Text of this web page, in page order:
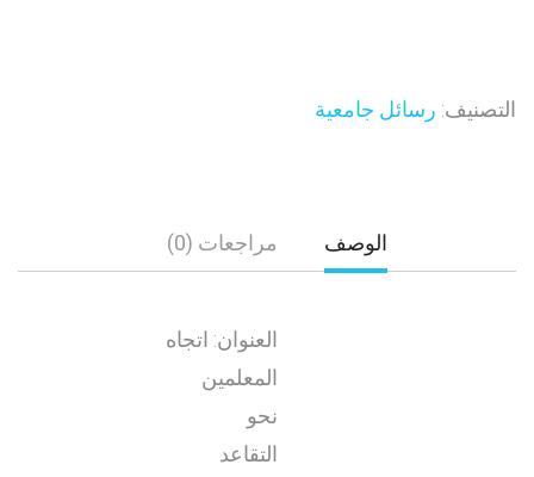
التصنيف: رسائل جامعية
الوصف مراجعات (0)
العنوان: اتجاه
المعلمين
نحو
التقاعد